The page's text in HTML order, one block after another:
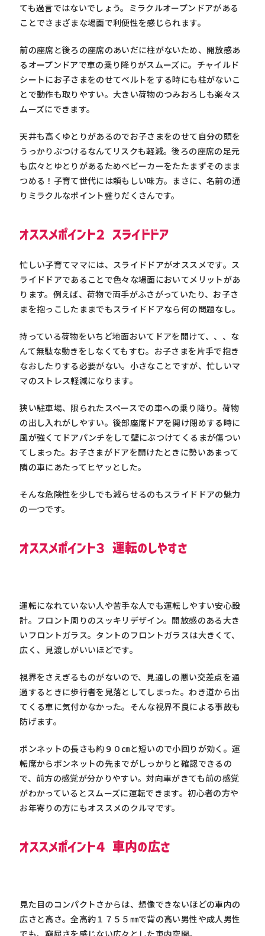
ても過言ではないでしょう。ミラクルオープンドアがある
ことでさまざまな場面で利便性を感じられます。
前の座席と後ろの座席のあいだに柱がないため、開放感あ
るオープンドアで車の乗り降りがスムーズに。チャイルド
シートにお子さまをのせてベルトをする時にも柱がないこ
とで動作も取りやすい。大きい荷物のつみおろしも楽々ス
ムーズにできます。
天井も高くゆとりがあるのでお子さまをのせて自分の頭を
うっかりぶつけるなんてリスクも軽減。後ろの座席の足元
も広々とゆとりがあるためベビーカーをたたまずそのまま
つめる！子育て世代には頼もしい味方。まさに、名前の通
りミラクルなポイント盛りだくさんです。
オススメポイント２ スライドドア
忙しい子育てママには、スライドドアがオススメです。ス
ライドドアであることで色々な場面においてメリットがあ
ります。例えば、荷物で両手がふさがっていたり、お子さ
まを抱っこしたままでもスライドドアなら何の問題なし。
持っている荷物をいちど地面おいてドアを開けて、、、な
んて無駄な動きをしなくてもすむ。お子さまを片手で抱き
なおしたりする必要がない。小さなことですが、忙しいマ
マのストレス軽減になります。
狭い駐車場、限られたスペースでの車への乗り降り。荷物
の出し入れがしやすい。後部座席ドアを開け閉めする時に
風が強くてドアパンチをして壁にぶつけてくるまが傷つい
てしまった。お子さまがドアを開けたときに勢いあまって
隣の車にあたってヒヤッとした。
そんな危険性を少しでも減らせるのもスライドドアの魅力
の一つです。
オススメポイント３ 運転のしやすさ
運転になれていない人や苦手な人でも運転しやすい安心設
計。フロント周りのスッキリデザイン。開放感のある大き
いフロントガラス。タントのフロントガラスは大きくて、
広く、見渡しがいいほどです。
視界をさえぎるものがないので、見通しの悪い交差点を通
過するときに歩行者を見落としてしまった。わき道から出
てくる車に気付かなかった。そんな視界不良による事故も
防げます。
ボンネットの長さも約９０㎝と短いので小回りが効く。運
転席からボンネットの先までがしっかりと確認できるの
で、前方の感覚が分かりやすい。対向車がきても前の感覚
がわかっているとスムーズに運転できます。初心者の方や
お年寄りの方にもオススメのクルマです。
オススメポイント４ 車内の広さ
見た目のコンパクトさからは、想像できないほどの車内の
広さと高さ。全高約１７５５㎜で背の高い男性や成人男性